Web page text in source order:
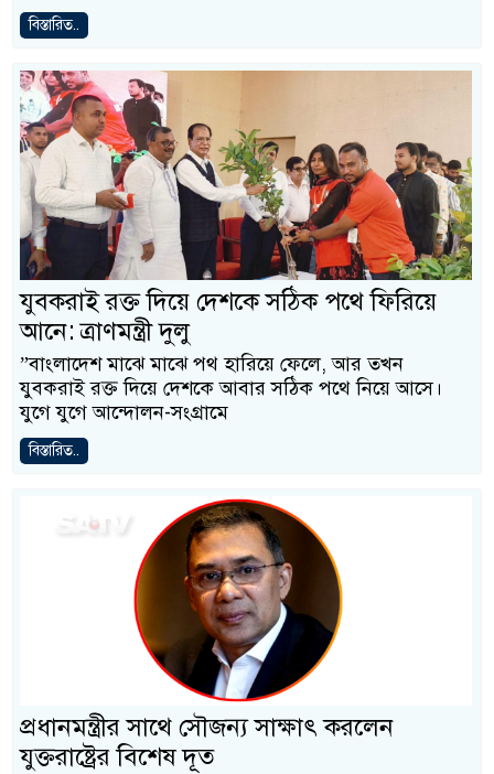
বিস্তারিত..
যুবকরাই রক্ত দিয়ে দেশকে সঠিক পথে ফিরিয়ে
আনে: ত্রাণমন্ত্রী দুলু
‎”বাংলাদেশ মাঝে মাঝে পথ হারিয়ে ফেলে, আর তখন
যুবকরাই রক্ত দিয়ে দেশকে আবার সঠিক পথে নিয়ে আসে।
যুগে যুগে আন্দোলন-সংগ্রামে
বিস্তারিত..
প্রধানমন্ত্রীর সাথে সৌজন্য সাক্ষাৎ করলেন
যুক্তরাষ্ট্রের বিশেষ দূত